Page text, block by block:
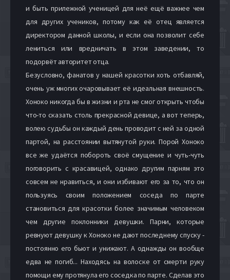
и быть прилежной ученицей для неё ещё важнее чем
для других учеников, потому как её отец является
директором данной школы, и если она позволит себе
лениться или вредничать в этом заведении, то
подорвёт авторитет отца.
Безусловно, фанатов у нашей красотки хоть отбавляй,
очень уж многих очаровывает её идеальная внешность.
Хоноко никогда бы в жизни и рта не смог открыть чтобы
что-то сказать столь прекрасной девице, а вот теперь,
волею судьбы он каждый день проводит с ней за одной
партой, на расстоянии вытянутой руки. Порой Хоноко
все же удаётся побороть своё смущение и чуть-чуть
поговорить с красавицей, однако другим парням это
совсем не нравиться, и они избивают его за то, что он
пользуясь своим положением соседа по парте
становиться для красотки более значимым человеком
чем другие поклонники девушки. Парни, которые
ревнуют девушку к Хоноко не дают последнему спуску -
постоянно его бьют и унижают. А однажды он вообще
едва не погиб... Находясь на волоске от смерти руку
помощи ему протянула его соседка по парте. Сделав это